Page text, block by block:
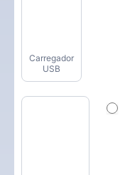
Carregador
USB